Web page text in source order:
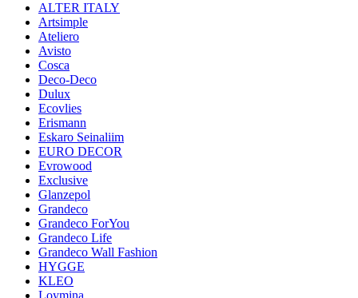
ALTER ITALY
Artsimple
Ateliero
Avisto
Cosca
Deco-Deco
Dulux
Ecovlies
Erismann
Eskaro Seinaliim
EURO DECOR
Evrowood
Exclusive
Glanzepol
Grandeco
Grandeco ForYou
Grandeco Life
Grandeco Wall Fashion
HYGGE
KLEO
Loymina